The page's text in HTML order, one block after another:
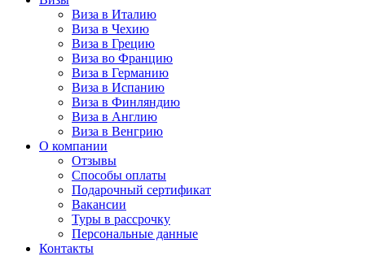
Виза в Италию
Виза в Чехию
Виза в Грецию
Виза во Францию
Виза в Германию
Виза в Испанию
Виза в Финляндию
Виза в Англию
Виза в Венгрию
О компании
Отзывы
Способы оплаты
Подарочный сертификат
Вакансии
Туры в рассрочку
Персональные данные
Контакты